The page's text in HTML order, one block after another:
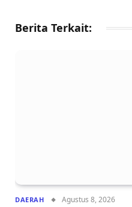
Berita Terkait:
DAERAH Agustus 8, 2026